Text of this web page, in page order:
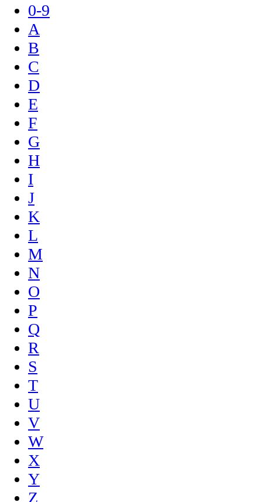
0-9
A
B
C
D
E
F
G
H
I
J
K
L
M
N
O
P
Q
R
S
T
U
V
W
X
Y
Z